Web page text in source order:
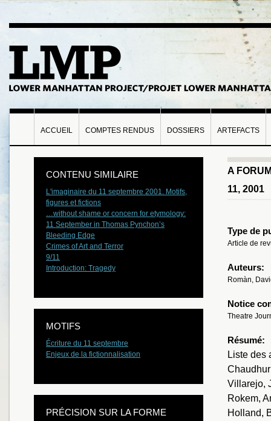
ACCUEIL COMPTES RENDUS DOSSIERS ARTEFACTS
A
11, 2001
Type de
Article de
Auteurs:
Romàn,
Notice
Theatre
Résumé:
Liste des
Villarejo,
Rokem,
Holland,
CONTENU SIMILAIRE
L'imaginaire du 11 septembre 2001. Motifs,
figures et fictions
…without shame or concern for etymology:
11 September in Thomas Pynchon’s
Bleeding Edge
Crimes of Art and Terror
9/11
Introduction: Tragedy
MOTIFS
Écriture du 11 septembre
Enjeux de la fictionnalisation
PRÉCISION SUR LA FORME